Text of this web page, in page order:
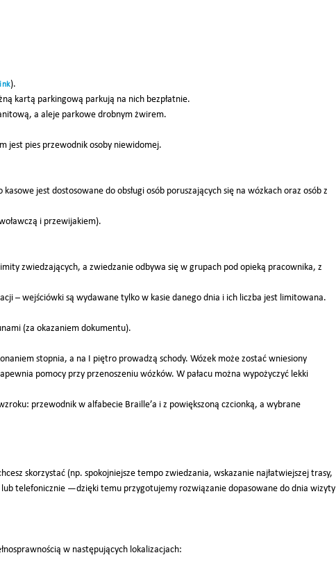
link).
kartą parkingową parkują na nich bezpłatnie.
a aleje parkowe drobnym żwirem.
jest pies przewodnik osoby niewidomej.
jest dostosowane do obsługi osób poruszających się na wózkach oraz osób z
i przewijakiem).
zwiedzających, a zwiedzanie odbywa się w grupach pod opieką pracownika, z
– wejściówki są wydawane tylko w kasie danego dnia i ich liczba jest limitowana.
(za okazaniem dokumentu).
stopnia, a na I piętro prowadzą schody. Wózek może zostać wniesiony
pomocy przy przenoszeniu wózków. W pałacu można wypożyczyć lekki
przewodnik w alfabecie Braille’a i z powiększoną czcionką, a wybrane
skorzystać (np. spokojniejsze tempo zwiedzania, wskazanie najłatwiejszej trasy,
lub telefonicznie —dzięki temu przygotujemy rozwiązanie dopasowane do dnia wizyty
w następujących lokalizacjach: